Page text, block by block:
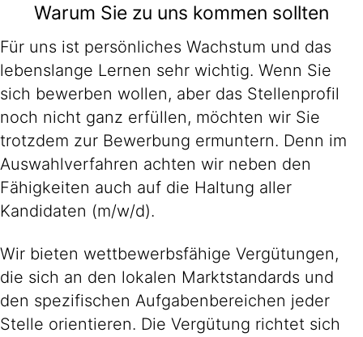
Warum Sie zu uns kommen sollten
Für uns ist persönliches Wachstum und das
lebenslange Lernen sehr wichtig. Wenn Sie
sich bewerben wollen, aber das Stellenprofil
noch nicht ganz erfüllen, möchten wir Sie
trotzdem zur Bewerbung ermuntern. Denn im
Auswahlverfahren achten wir neben den
Fähigkeiten auch auf die Haltung aller
Kandidaten (m/w/d).
Wir bieten wettbewerbsfähige Vergütungen,
die sich an den lokalen Marktstandards und
den spezifischen Aufgabenbereichen jeder
Stelle orientieren. Die Vergütung richtet sich